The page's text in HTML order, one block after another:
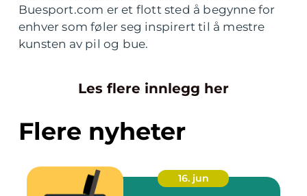
Buesport.com er et flott sted å begynne for
enhver som føler seg inspirert til å mestre
kunsten av pil og bue.
Les flere innlegg her
Flere nyheter
16. jun